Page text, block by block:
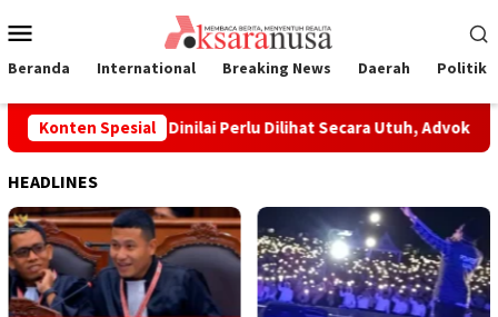
ke
Mobile
Beranda International Breaking News Daerah Politik
Konten Spesial
di Dusun Laoli Dinilai Perlu Dilihat Secara Utuh, Advokat:
HEADLINES